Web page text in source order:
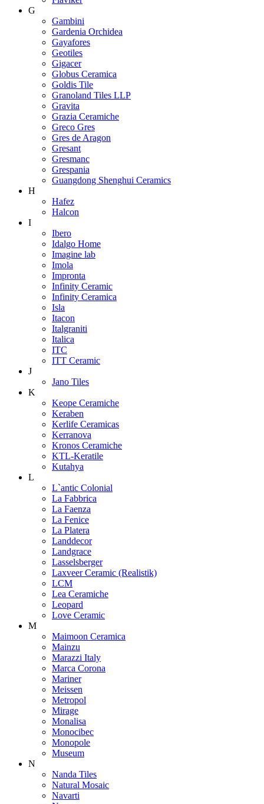
G
Gambini
Gardenia Orchidea
Gayafores
Geotiles
Gigacer
Globus Ceramica
Goldis Tile
Granoland Tiles LLP
Gravita
Grazia Ceramiche
Greco Gres
Gres de Aragon
Gresant
Gresmanc
Grespania
Guangdong Shenghui Ceramics
H
Hafez
Halcon
I
Ibero
Idalgo Home
Imagine lab
Imola
Impronta
Infinity Ceramic
Infinity Ceramica
Isla
Itacon
Italgraniti
Italica
ITC
ITT Ceramic
J
Jano Tiles
K
Keope Ceramiche
Keraben
Kerlife Ceramicas
Kerranova
Kronos Ceramiche
KTL-Keratile
Kutahya
L
L`antic Colonial
La Fabbrica
La Faenza
La Fenice
La Platera
Landdecor
Landgrace
Lasselsberger
Laxveer Ceramic (Realistik)
LCM
Lea Ceramiche
Leopard
Love Ceramic
M
Maimoon Ceramica
Mainzu
Marazzi Italy
Marca Corona
Mariner
Meissen
Metropol
Mirage
Monalisa
Monocibec
Monopole
Museum
N
Nanda Tiles
Natural Mosaic
Navarti